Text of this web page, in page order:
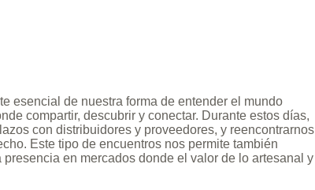
esencial de nuestra forma de entender el mundo
compartir, descubrir y conectar. Durante estos días,
con distribuidores y proveedores, y reencontrarnos
Este tipo de encuentros nos permite también
en mercados donde el valor de lo artesanal y